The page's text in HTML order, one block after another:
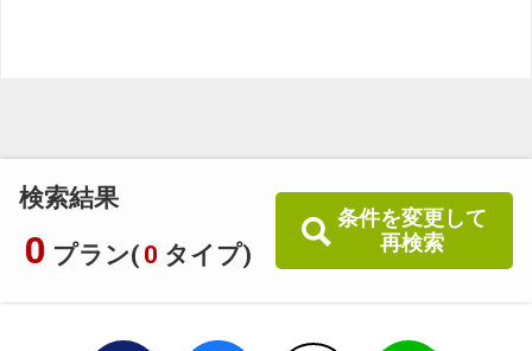
検索結果
0 プラン( 0 タイプ)
条件を変更して
再検索